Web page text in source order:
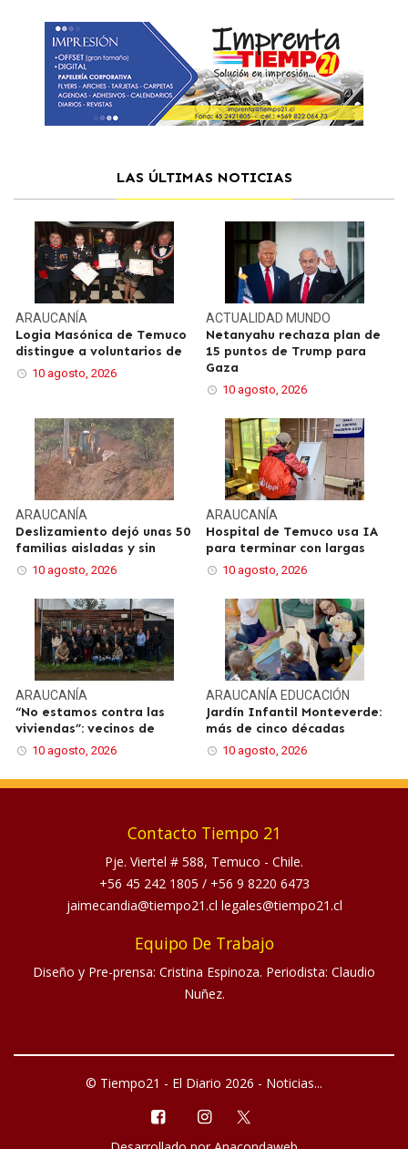
LAS ÚLTIMAS NOTICIAS
ARAUCANÍA
Logia Masónica de Temuco
distingue a voluntarios de
10 agosto, 2026
ACTUALIDAD MUNDO
Netanyahu rechaza plan de
15 puntos de Trump para
Gaza
10 agosto, 2026
ARAUCANÍA
Deslizamiento dejó unas 50
familias aisladas y sin
10 agosto, 2026
ARAUCANÍA
Hospital de Temuco usa IA
para terminar con largas
10 agosto, 2026
ARAUCANÍA
“No estamos contra las
viviendas”: vecinos de
10 agosto, 2026
ARAUCANÍA EDUCACIÓN
Jardín Infantil Monteverde:
más de cinco décadas
10 agosto, 2026
Contacto Tiempo 21
Pje. Viertel # 588, Temuco - Chile.
+56 45 242 1805 / +56 9 8220 6473
jaimecandia@tiempo21.cl legales@tiempo21.cl
Equipo De Trabajo
Diseño y Pre-prensa: Cristina Espinoza. Periodista: Claudio
Nuñez.
© Tiempo21 - El Diario 2026 - Noticias...